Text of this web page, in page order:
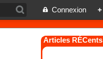
Connexion +
Articles RÉCents